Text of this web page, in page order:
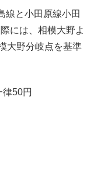
線と小田原線小田
には、相模大野よ
大野分岐点を基準
50円